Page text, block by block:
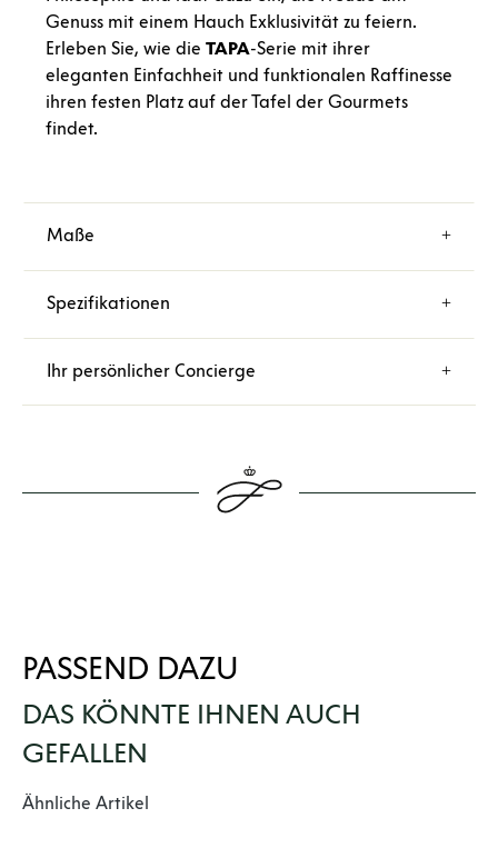
Genuss mit einem Hauch Exklusivität zu feiern.
Erleben Sie, wie die TAPA-Serie mit ihrer
eleganten Einfachheit und funktionalen Raffinesse
ihren festen Platz auf der Tafel der Gourmets
findet.
Maße
Spezifikationen
Ihr persönlicher Concierge
PASSEND DAZU
DAS KÖNNTE IHNEN AUCH
GEFALLEN
Produktgalerie überspringen
Ähnliche Artikel